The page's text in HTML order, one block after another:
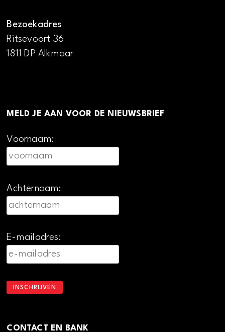
Bezoekadres
Ritsevoort 36
1811 DP Alkmaar
MELD JE AAN VOOR DE NIEUWSBRIEF
Voornaam:
Achternaam:
E-mailadres:
CONTACT EN BANK